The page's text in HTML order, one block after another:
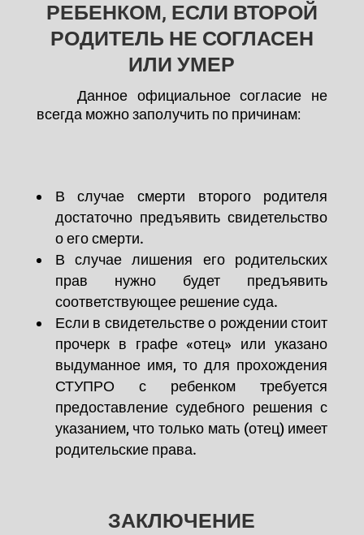
РЕБЕНКОМ, ЕСЛИ ВТОРОЙ
РОДИТЕЛЬ НЕ СОГЛАСЕН
ИЛИ УМЕР
Данное официальное согласие не
всегда можно заполучить по причинам:
В случае смерти второго родителя
достаточно предъявить свидетельство
о его смерти.
В случае лишения его родительских
прав нужно будет предъявить
соответствующее решение суда.
Если в свидетельстве о рождении стоит
прочерк в графе «отец» или указано
выдуманное имя, то для прохождения
СТУПРО с ребенком требуется
предоставление судебного решения с
указанием, что только мать (отец) имеет
родительские права.
ЗАКЛЮЧЕНИЕ